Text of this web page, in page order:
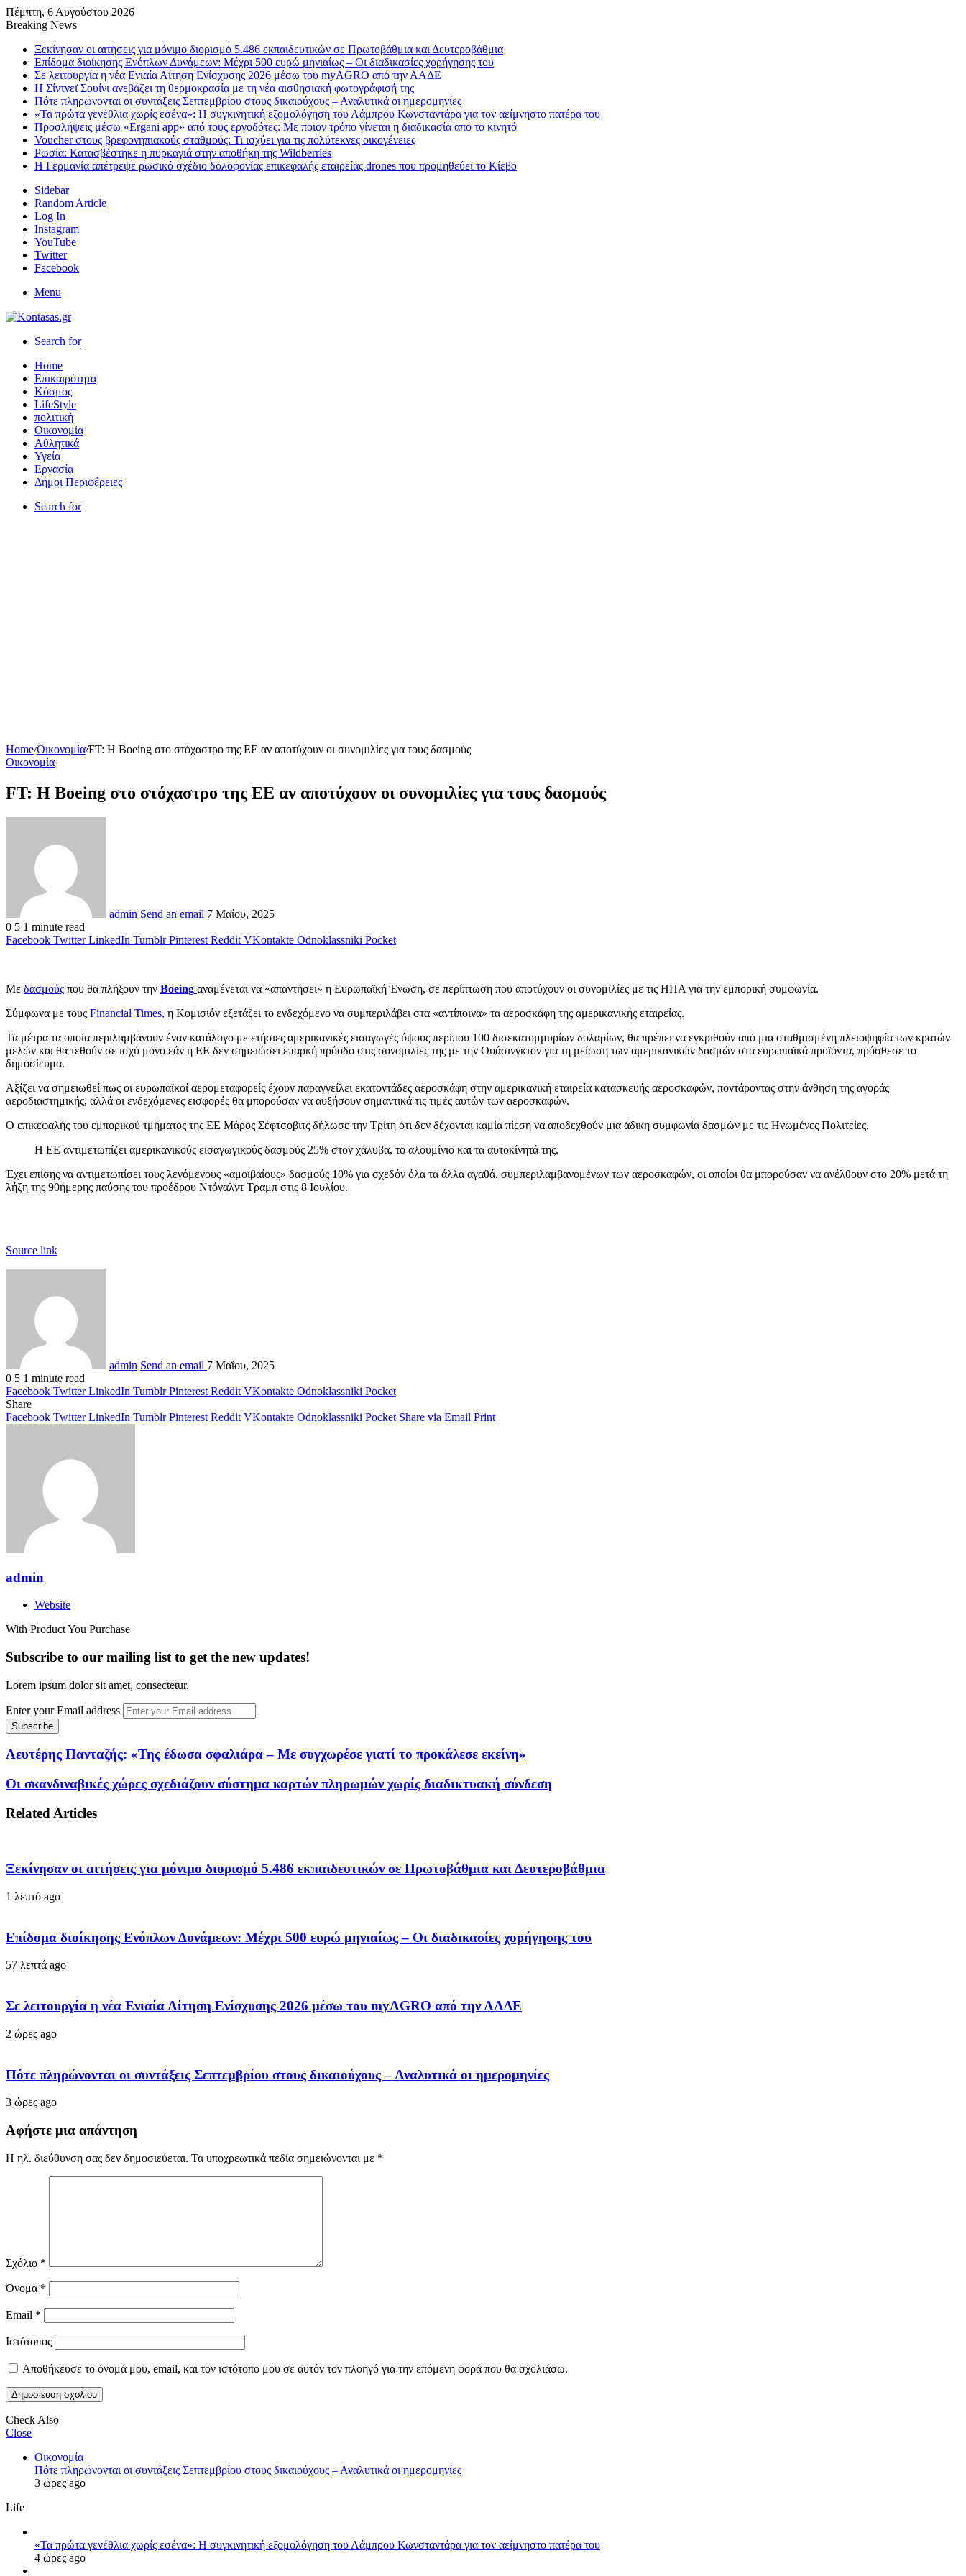
Πέμπτη, 6 Αυγούστου 2026
Breaking News
Ξεκίνησαν οι αιτήσεις για μόνιμο διορισμό 5.486 εκπαιδευτικών σε Πρωτοβάθμια και Δευτεροβάθμια
Επίδομα διοίκησης Ενόπλων Δυνάμεων: Μέχρι 500 ευρώ μηνιαίως – Οι διαδικασίες χορήγησης του
Σε λειτουργία η νέα Ενιαία Αίτηση Ενίσχυσης 2026 μέσω του myAGRO από την ΑΑΔΕ
Η Σίντνεϊ Σουίνι ανεβάζει τη θερμοκρασία με τη νέα αισθησιακή φωτογράφισή της
Πότε πληρώνονται οι συντάξεις Σεπτεμβρίου στους δικαιούχους – Αναλυτικά οι ημερομηνίες
«Τα πρώτα γενέθλια χωρίς εσένα»: Η συγκινητική εξομολόγηση του Λάμπρου Κωνσταντάρα για τον αείμνηστο πατέρα του
Προσλήψεις μέσω «Ergani app» από τους εργοδότες: Με ποιον τρόπο γίνεται η διαδικασία από το κινητό
Voucher στους βρεφονηπιακούς σταθμούς: Τι ισχύει για τις πολύτεκνες οικογένειες
Ρωσία: Κατασβέστηκε η πυρκαγιά στην αποθήκη της Wildberries
Η Γερμανία απέτρεψε ρωσικό σχέδιο δολοφονίας επικεφαλής εταιρείας drones που προμηθεύει το Κίεβο
Sidebar
Random Article
Log In
Instagram
YouTube
Twitter
Facebook
Menu
Search for
Home
Επικαιρότητα
Κόσμος
LifeStyle
πολιτική
Οικονομία
Αθλητικά
Υγεία
Εργασία
Δήμοι Περιφέρειες
Search for
Home/Οικονομία/FT: Η Boeing στο στόχαστρο της ΕΕ αν αποτύχουν οι συνομιλίες για τους δασμούς
Οικονομία
FT: Η Boeing στο στόχαστρο της ΕΕ αν αποτύχουν οι συνομιλίες για τους δασμούς
admin Send an email 7 Μαΐου, 2025
0 5 1 minute read
Facebook Twitter LinkedIn Tumblr Pinterest Reddit VKontakte Odnoklassniki Pocket
Με δασμούς που θα πλήξουν την Boeing αναμένεται να «απαντήσει» η Ευρωπαϊκή Ένωση, σε περίπτωση που αποτύχουν οι συνομιλίες με τις ΗΠΑ για την εμπορική συμφωνία.
Σύμφωνα με τους Financial Times, η Κομισιόν εξετάζει το ενδεχόμενο να συμπεριλάβει στα «αντίποινα» τα αεροσκάφη της αμερικανικής εταιρείας.
Τα μέτρα τα οποία περιλαμβάνουν έναν κατάλογο με ετήσιες αμερικανικές εισαγωγές ύψους περίπου 100 δισεκατομμυρίων δολαρίων, θα πρέπει να εγκριθούν από μια σταθμισμένη πλειοψηφία των κρατών
μελών και θα τεθούν σε ισχύ μόνο εάν η ΕΕ δεν σημειώσει επαρκή πρόοδο στις συνομιλίες της με την Ουάσινγκτον για τη μείωση των αμερικανικών δασμών στα ευρωπαϊκά προϊόντα, πρόσθεσε το
δημοσίευμα.
Αξίζει να σημειωθεί πως οι ευρωπαϊκοί αερομεταφορείς έχουν παραγγείλει εκατοντάδες αεροσκάφη στην αμερικανική εταιρεία κατασκευής αεροσκαφών, ποντάροντας στην άνθηση της αγοράς
αεροδιαστημικής, αλλά οι ενδεχόμενες εισφορές θα μπορούσαν να αυξήσουν σημαντικά τις τιμές αυτών των αεροσκαφών.
Ο επικεφαλής του εμπορικού τμήματος της ΕΕ Μάρος Σέφτσοβιτς δήλωσε την Τρίτη ότι δεν δέχονται καμία πίεση να αποδεχθούν μια άδικη συμφωνία δασμών με τις Ηνωμένες Πολιτείες.
Η ΕΕ αντιμετωπίζει αμερικανικούς εισαγωγικούς δασμούς 25% στον χάλυβα, το αλουμίνιο και τα αυτοκίνητά της.
Έχει επίσης να αντιμετωπίσει τους λεγόμενους «αμοιβαίους» δασμούς 10% για σχεδόν όλα τα άλλα αγαθά, συμπεριλαμβανομένων των αεροσκαφών, οι οποίοι θα μπορούσαν να ανέλθουν στο 20% μετά τη
λήξη της 90ήμερης παύσης του προέδρου Ντόναλντ Τραμπ στις 8 Ιουλίου.
Source link
admin Send an email 7 Μαΐου, 2025
0 5 1 minute read
Facebook Twitter LinkedIn Tumblr Pinterest Reddit VKontakte Odnoklassniki Pocket
Share
Facebook Twitter LinkedIn Tumblr Pinterest Reddit VKontakte Odnoklassniki Pocket Share via Email Print
admin
Website
With Product You Purchase
Subscribe to our mailing list to get the new updates!
Lorem ipsum dolor sit amet, consectetur.
Enter your Email address
Λευτέρης Πανταζής: «Της έδωσα σφαλιάρα – Με συγχωρέσε γιατί το προκάλεσε εκείνη»
Οι σκανδιναβικές χώρες σχεδιάζουν σύστημα καρτών πληρωμών χωρίς διαδικτυακή σύνδεση
Related Articles
Ξεκίνησαν οι αιτήσεις για μόνιμο διορισμό 5.486 εκπαιδευτικών σε Πρωτοβάθμια και Δευτεροβάθμια
1 λεπτό ago
Επίδομα διοίκησης Ενόπλων Δυνάμεων: Μέχρι 500 ευρώ μηνιαίως – Οι διαδικασίες χορήγησης του
57 λεπτά ago
Σε λειτουργία η νέα Ενιαία Αίτηση Ενίσχυσης 2026 μέσω του myAGRO από την ΑΑΔΕ
2 ώρες ago
Πότε πληρώνονται οι συντάξεις Σεπτεμβρίου στους δικαιούχους – Αναλυτικά οι ημερομηνίες
3 ώρες ago
Αφήστε μια απάντηση
Η ηλ. διεύθυνση σας δεν δημοσιεύεται. Τα υποχρεωτικά πεδία σημειώνονται με *
Σχόλιο *
Όνομα *
Email *
Ιστότοπος
Αποθήκευσε το όνομά μου, email, και τον ιστότοπο μου σε αυτόν τον πλοηγό για την επόμενη φορά που θα σχολιάσω.
Check Also
Close
Οικονομία
Πότε πληρώνονται οι συντάξεις Σεπτεμβρίου στους δικαιούχους – Αναλυτικά οι ημερομηνίες
3 ώρες ago
Life
«Τα πρώτα γενέθλια χωρίς εσένα»: Η συγκινητική εξομολόγηση του Λάμπρου Κωνσταντάρα για τον αείμνηστο πατέρα του
4 ώρες ago